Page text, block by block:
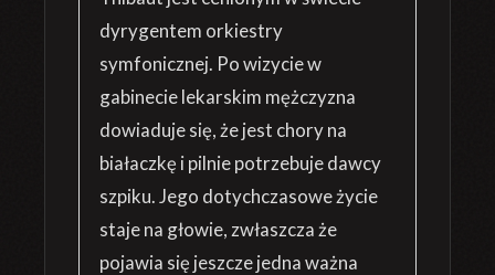
dyrygentem orkiestry
symfonicznej. Po wizycie w
gabinecie lekarskim mężczyzna
dowiaduje się, że jest chory na
białaczkę i pilnie potrzebuje dawcy
szpiku. Jego dotychczasowe życie
staje na głowie, zwłaszcza że
pojawia się jeszcze jedna ważna